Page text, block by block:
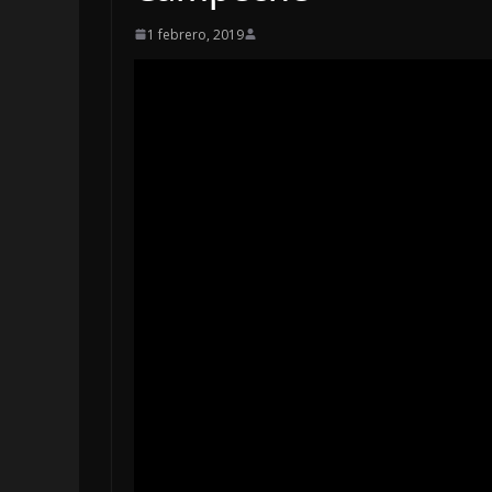
1 febrero, 2019